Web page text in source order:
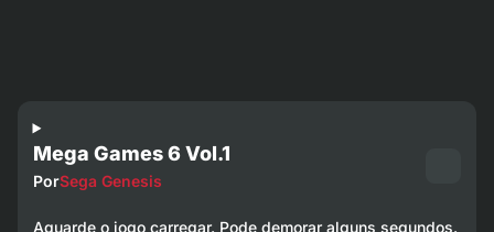
Mega Games 6 Vol.1
PorSega Genesis
Aguarde o jogo carregar. Pode demorar alguns segundos.